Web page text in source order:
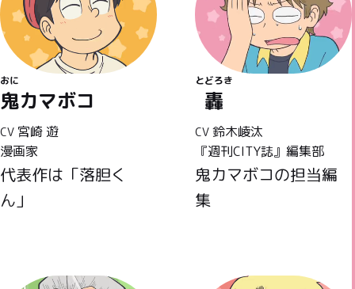
鬼カマボコ
おに
CV 宮崎 遊
漫画家
代表作は「落胆く
ん」
轟
とどろき
CV 鈴木崚汰
『週刊CITY誌』編集部
鬼カマボコの担当編
集